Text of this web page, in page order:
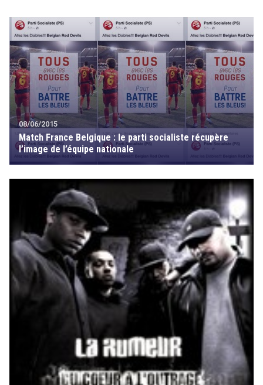
08/06/2015
Match France Belgique : le parti socialiste récupère
l’image de l’équipe nationale